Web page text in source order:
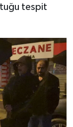
tespit